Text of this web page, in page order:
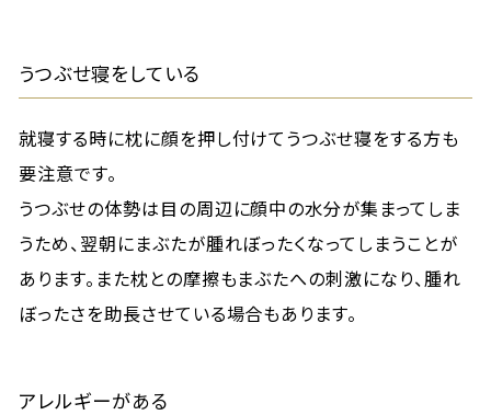
うつぶせ寝をしている
就寝する時に枕に顔を押し付けてうつぶせ寝をする方も
要注意です。
うつぶせの体勢は目の周辺に顔中の水分が集まってしま
うため、翌朝にまぶたが腫れぼったくなってしまうことが
あります。また枕との摩擦もまぶたへの刺激になり、腫れ
ぼったさを助長させている場合もあります。
アレルギーがある